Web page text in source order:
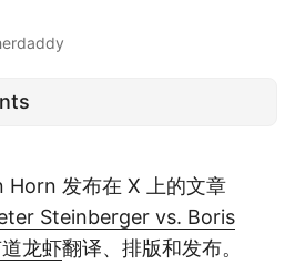
Horn 发布在 X 上的文章
Steinberger vs. Boris
龙虾翻译、排版和发布。